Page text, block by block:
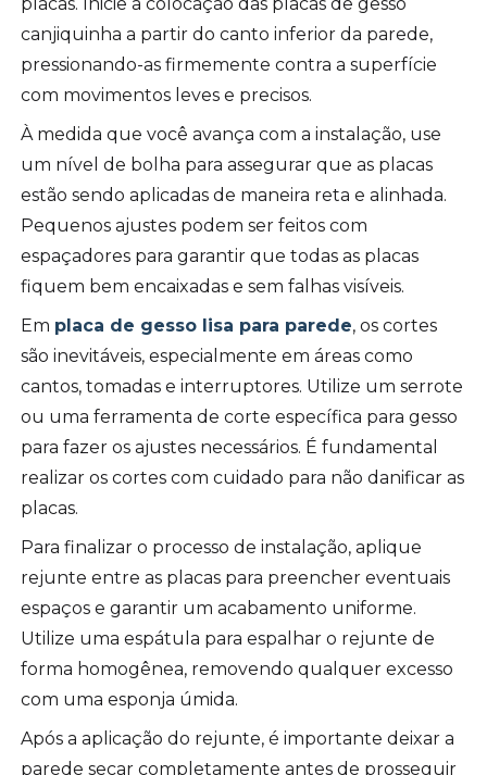
canjiquinha a partir do canto inferior da parede,
pressionando-as firmemente contra a superfície
com movimentos leves e precisos.
À medida que você avança com a instalação, use
um nível de bolha para assegurar que as placas
estão sendo aplicadas de maneira reta e alinhada.
Pequenos ajustes podem ser feitos com
espaçadores para garantir que todas as placas
fiquem bem encaixadas e sem falhas visíveis.
Em placa de gesso lisa para parede, os cortes
são inevitáveis, especialmente em áreas como
cantos, tomadas e interruptores. Utilize um serrote
ou uma ferramenta de corte específica para gesso
para fazer os ajustes necessários. É fundamental
realizar os cortes com cuidado para não danificar as
placas.
Para finalizar o processo de instalação, aplique
rejunte entre as placas para preencher eventuais
espaços e garantir um acabamento uniforme.
Utilize uma espátula para espalhar o rejunte de
forma homogênea, removendo qualquer excesso
com uma esponja úmida.
Após a aplicação do rejunte, é importante deixar a
parede secar completamente antes de prosseguir